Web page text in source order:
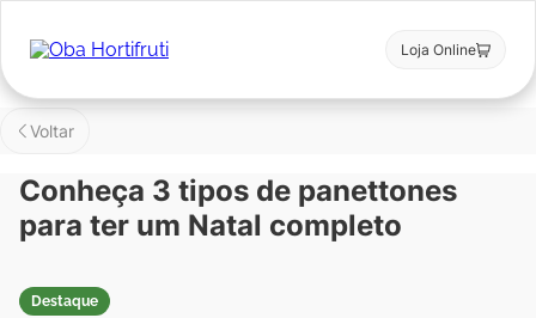
Loja Online
Voltar
Conheça 3 tipos de panettones
para ter um Natal completo
Destaque